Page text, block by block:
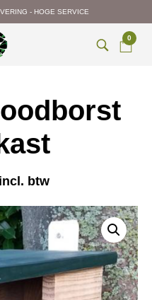
- HOGE SERVICE
0
incl. btw